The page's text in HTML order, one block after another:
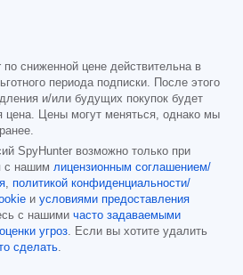
сниженной цене действительна в
периода подписки. После этого
и/или будущих покупок будет
цена. Цены могут меняться, однако мы
SpyHunter возможно только при
с нашим лицензионным соглашением/
, политикой конфиденциальности/
и условиями предоставления
с нашими часто задаваемыми
угроз. Если вы хотите удалить
сделать.